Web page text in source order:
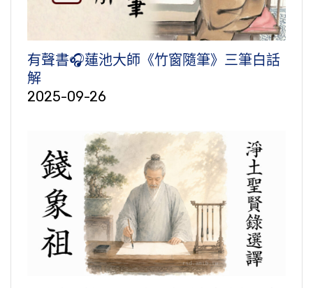
有聲書🎧蓮池大師《竹窗隨筆》三筆白話
解
2025-09-26